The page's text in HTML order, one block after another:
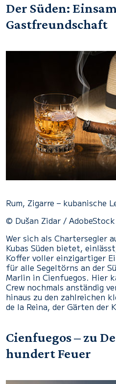
Der Süden:
Gastfreundschaft
Rum, Zigarre – kubanische
© Dušan Zidar / AdobeStock
Wer sich als Chartersegler
Kubas Süden bietet,
Koffer voller einzigartiger
für alle Segeltörns an der
Marlin in Cienfuegos. Hier
Crew nochmals anständig
hinaus zu den zahlreichen
de la Reina, der Gärten der
Cienfuegos – zu
hundert Feuer